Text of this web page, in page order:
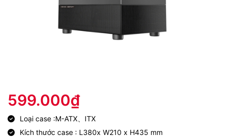
599.000₫
Loại case :M-ATX、ITX
Kích thước case : L380x W210 x H435 mm